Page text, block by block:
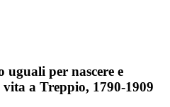
uguali per nascere e
a Treppio, 1790-1909